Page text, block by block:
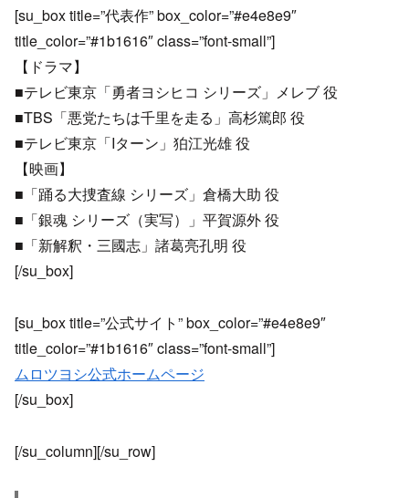
[su_box title=”代表作” box_color=”#e4e8e9″
title_color=”#1b1616″ class=”font-small”]
【ドラマ】
■テレビ東京「勇者ヨシヒコ シリーズ」メレブ 役
■TBS「悪党たちは千里を走る」高杉篤郎 役
■テレビ東京「Iターン」狛江光雄 役
【映画】
■「踊る大捜査線 シリーズ」倉橋大助 役
■「銀魂 シリーズ（実写）」平賀源外 役
■「新解釈・三國志」諸葛亮孔明 役
[/su_box]
[su_box title=”公式サイト” box_color=”#e4e8e9″
title_color=”#1b1616″ class=”font-small”]
ムロツヨシ公式ホームページ
[/su_box]
[/su_column][/su_row]